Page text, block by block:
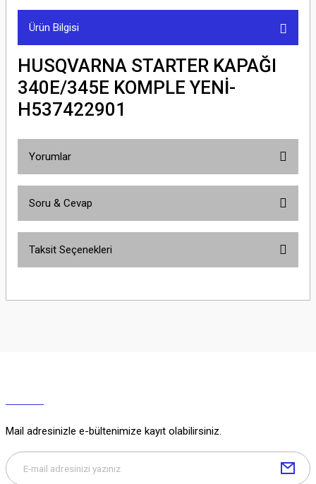
Ürün Bilgisi
HUSQVARNA STARTER KAPAĞI
340E/345E KOMPLE YENİ-
H537422901
Yorumlar
Soru & Cevap
Soru Sor
Taksit Seçenekleri
Mail adresinizle e-bültenimize kayıt olabilirsiniz.